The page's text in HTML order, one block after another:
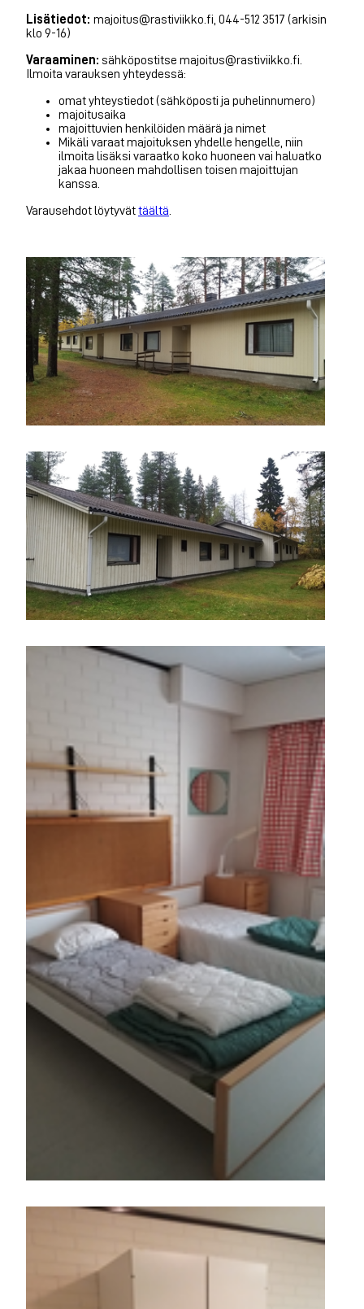
Lisätiedot: majoitus@rastiviikko.fi, 044-512 3517 (arkisin
klo 9-16)
Varaaminen: sähköpostitse majoitus@rastiviikko.fi.
Ilmoita varauksen yhteydessä:
omat yhteystiedot (sähköposti ja puhelinnumero)
majoitusaika
majoittuvien henkilöiden määrä ja nimet
Mikäli varaat majoituksen yhdelle hengelle, niin
ilmoita lisäksi varaatko koko huoneen vai haluatko
jakaa huoneen mahdollisen toisen majoittujan
kanssa.
Varausehdot löytyvättäältä